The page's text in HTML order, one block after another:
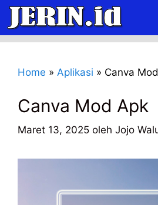
Langsung
isi
Home » Aplikasi » Canva
Canva Mod Apk
Maret 13, 2025 oleh Jojo